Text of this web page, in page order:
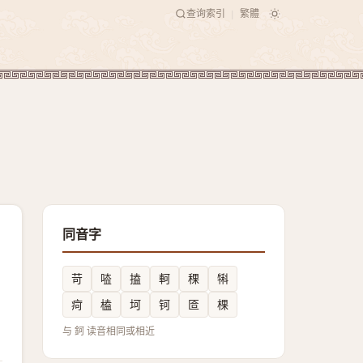
查询索引 繁體
同音字
苛 㗐 搕 軻 稞
犐
疴
榼 坷 钶 匼 棵
与 鈳 读音相同或相近